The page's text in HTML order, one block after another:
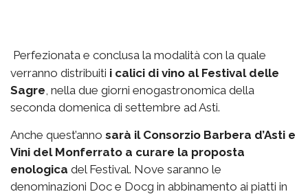
Perfezionata e conclusa la modalità con la quale
verranno distribuiti i calici di vino al Festival delle
Sagre , nella due giorni enogastronomica della
seconda domenica di settembre ad Asti.
Anche quest’anno sarà il Consorzio Barbera d’Asti e
Vini del Monferrato a curare la proposta
enologica del Festival. Nove saranno le
denominazioni Doc e Docg in abbinamento ai piatti in